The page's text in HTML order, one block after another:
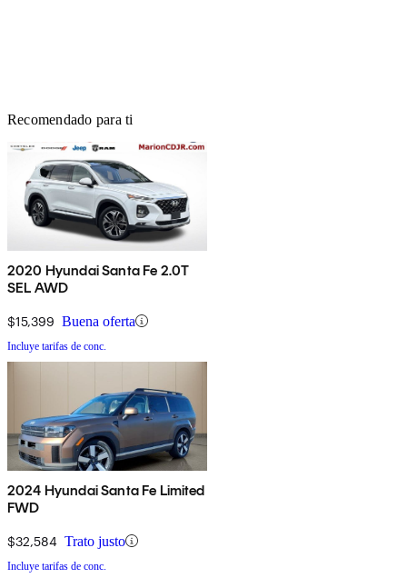
Recomendado para ti
2020 Hyundai Santa Fe 2.0T
SEL AWD
$15,399 Buena oferta
Incluye tarifas de conc.
2024 Hyundai Santa Fe Limited
FWD
$32,584 Trato justo
Incluye tarifas de conc.